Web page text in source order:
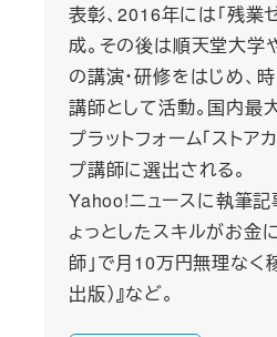
表彰、2016年には「残業
成。その後は順天堂大学
の講演・研修をはじめ、
講師として活動。国内最
プラットフォーム「ストア
プ講師に選出される。
Yahoo!ニュースに執筆記
ょっとしたスキルがお金
師」で月10万円無理なく
出版）』など。